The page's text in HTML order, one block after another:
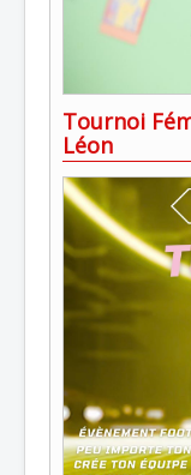
Tournoi
Léon